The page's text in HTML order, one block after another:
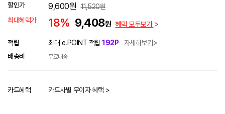
할인가 9,600원 11,520원
최대혜택가
18% 9,408원 혜택 모두보기
적립 최대 e.POINT 적립 192P
자세히보기
배송비
무료배송
카드혜택 카드사별 무이자 혜택 >